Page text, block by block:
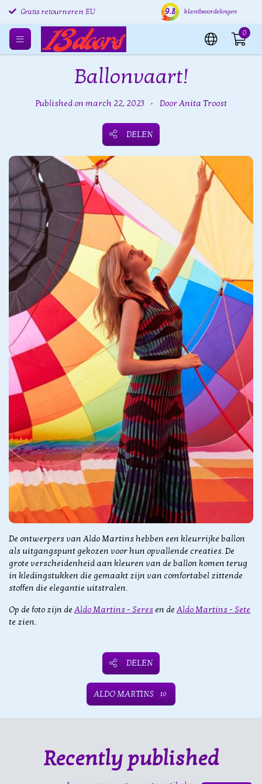
Verzending binnen 24 uur Gratis verzenden EU
9.8 klantbeoordelingen
0
Ballonvaart!
Published on march 22, 2023 • Door Anita Troost
DELEN
De ontwerpers van Aldo Martins hebben een kleurrijke ballon
als uitgangspunt gekozen voor hun opvallende creaties. De
grote verscheidenheid aan kleuren van de ballon komen terug
in kledingstukken die gemaakt zijn van comfortabel zittende
stoffen die elegantie uitstralen.
Op de foto zijn de Aldo Martins - Seres en de Aldo Martins - Sete
te zien.
DELEN
ALDO MARTINS 10
Recently published